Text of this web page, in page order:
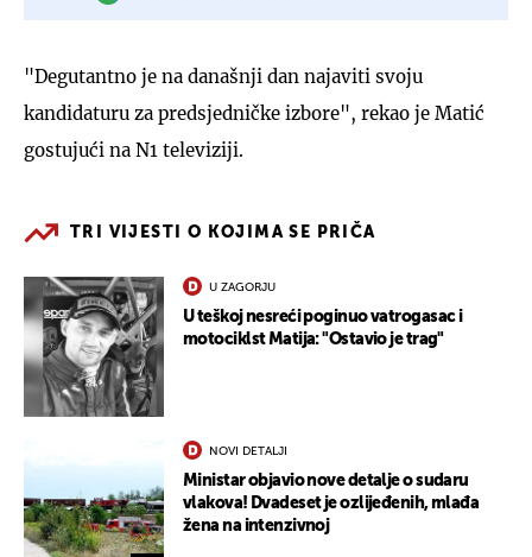
"Degutantno je na današnji dan najaviti svoju
kandidaturu za predsjedničke izbore", rekao je Matić
gostujući na N1 televiziji.
TRI VIJESTI O KOJIMA SE PRIČA
U ZAGORJU
U teškoj nesreći poginuo vatrogasac i
motociklst Matija: "Ostavio je trag"
NOVI DETALJI
Ministar objavio nove detalje o sudaru
vlakova! Dvadeset je ozlijeđenih, mlađa
žena na intenzivnoj